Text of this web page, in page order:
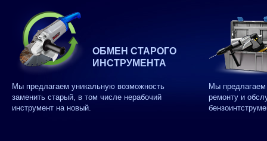
ОБМЕН СТАРОГО
ИНСТРУМЕНТА
Мы предлагаем уникальную возможность
заменить старый, в том числе нерабочий
инструмент на новый.
Мы
ремонту и